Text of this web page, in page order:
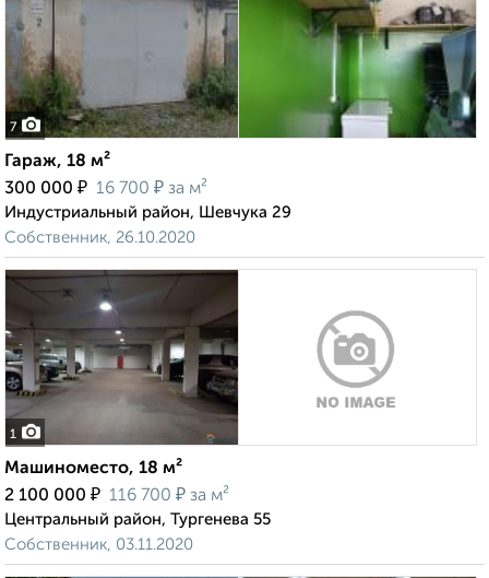
7
Гараж, 18 м²
300 000 ₽ 16 700 ₽ за м²
Индустриальный район, Шевчука 29
Собственник, 26.10.2020
1
Машиноместо, 18 м²
2 100 000 ₽ 116 700 ₽ за м²
Центральный район, Тургенева 55
Собственник, 03.11.2020